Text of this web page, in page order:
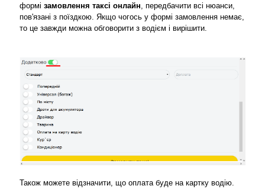
формі замовлення таксі онлайн, передбачити всі нюанси,
пов'язані з поїздкою. Якщо чогось у формі замовлення немає,
то це завжди можна обговорити з водієм і вирішити.
Також можете відзначити, що оплата буде на картку водію.